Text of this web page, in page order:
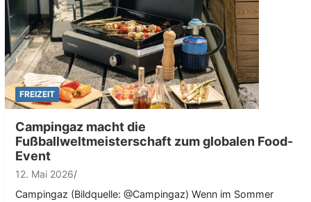
FREIZEIT
Campingaz macht die
Fußballweltmeisterschaft zum globalen Food-
Event
12. Mai 2026
Campingaz (Bildquelle: @Campingaz) Wenn im Sommer